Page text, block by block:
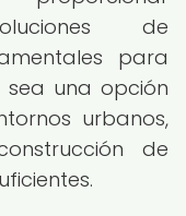
de
para
una opción
urbanos,
de